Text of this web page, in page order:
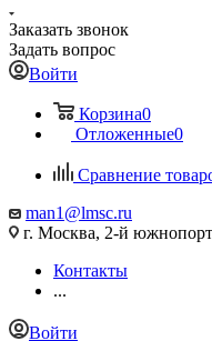
Заказать звонок
Задать вопрос
Войти
Корзина0
Отложенные0
Сравнение
man1@lmsc.ru
г. Москва, 2-й
Контакты
...
Войти